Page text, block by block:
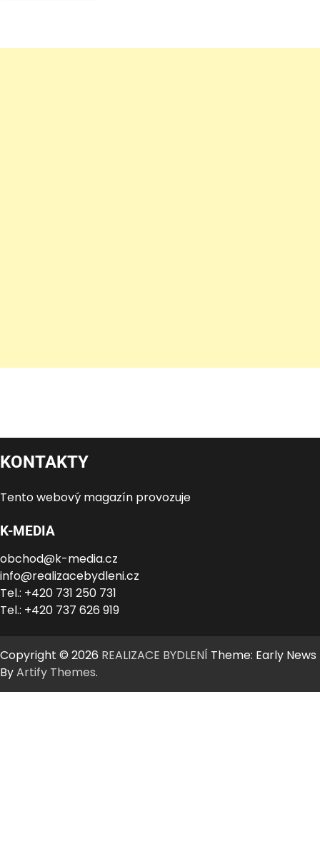
KONTAKTY
Tento webový magazín provozuje
K-MEDIA
obchod@k-media.cz
info@realizacebydleni.cz
Tel.: +420 731 250 731
Tel.: +420 737 626 919
Copyright © 2026 REALIZACE BYDLENÍ Theme: Early News
ByArtify Themes.